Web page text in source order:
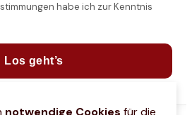
habe ich zur Kenntnis
Los geht’s
notwendige Cookies für die